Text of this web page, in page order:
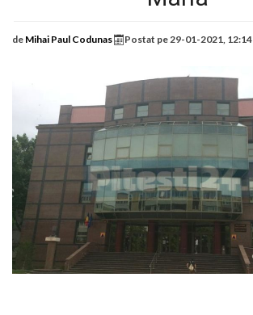
de Mihai Paul Codunas Postat pe29-01-2021, 12:14